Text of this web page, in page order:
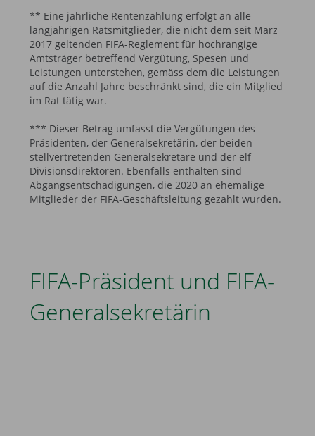
** Eine jährliche Rentenzahlung erfolgt an alle
langjährigen Ratsmitglieder, die nicht dem seit März
2017 geltenden FIFA-Reglement für hochrangige
Amtsträger betreffend Vergütung, Spesen und
Leistungen unterstehen, gemäss dem die Leistungen
auf die Anzahl Jahre beschränkt sind, die ein Mitglied
im Rat tätig war.
*** Dieser Betrag umfasst die Vergütungen des
Präsidenten, der Generalsekretärin, der beiden
stellvertretenden Generalsekretäre und der elf
Divisionsdirektoren. Ebenfalls enthalten sind
Abgangsentschädigungen, die 2020 an ehemalige
Mitglieder der FIFA-Geschäftsleitung gezahlt wurden.
FIFA-Präsident und FIFA-
Generalsekretärin